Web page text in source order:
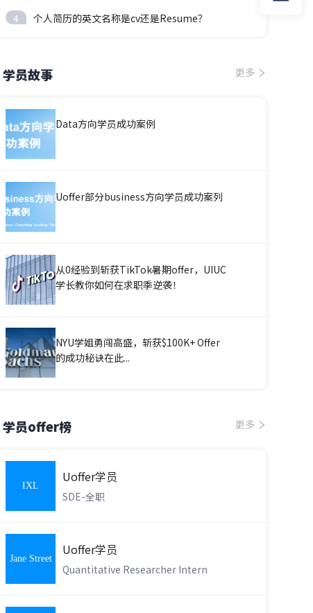
4 个人简历的英文名称是cv还是Resume？
学员故事 更多
Data方向学员成功案例
Uoffer部分business方向学员成功案列
从0经验到斩获TikTok暑期offer，UIUC
学长教你如何在求职季逆袭！
NYU学姐勇闯高盛，斩获$100K+ Offer
的成功秘诀在此...
学员offer榜 更多
IXL
Learning
Uoffer学员
SDE-全职
Jane Street
Uoffer学员
Quantitative Researcher Intern